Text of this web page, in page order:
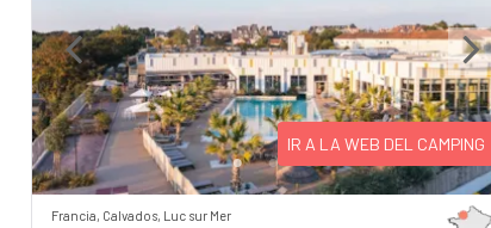
Previous Next
IR A LA WEB DEL CAMPING
Francia, Calvados, Luc sur Mer